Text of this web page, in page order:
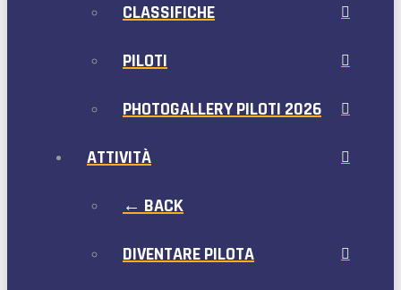
CLASSIFICHE
PILOTI
PHOTOGALLERY PILOTI 2026
ATTIVITÀ
← BACK
DIVENTARE PILOTA